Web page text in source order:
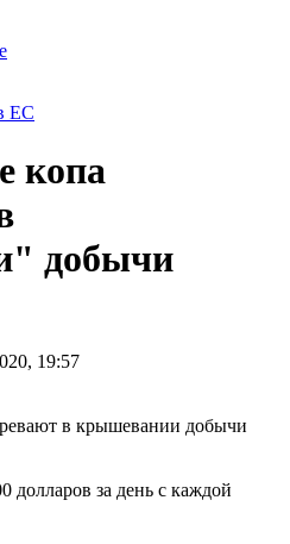
ЕС
копа
добычи
19:57
долларов за день с каждой